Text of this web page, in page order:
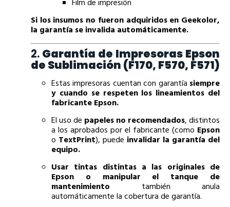
Film de impresión
Si los insumos no fueron adquiridos en Geekolor,
la garantía se invalida automáticamente.
2. Garantía de Impresoras Epson
de Sublimación (F170, F570, F571)
Estas impresoras cuentan con garantía siempre
y cuando se respeten los lineamientos del
fabricante Epson.
El uso de papeles no recomendados, distintos
a los aprobados por el fabricante (como Epson
o TextPrint), puede invalidar la garantía del
equipo.
Usar tintas distintas a las originales de
Epson o manipular el tanque de
mantenimiento también anula
automáticamente la cobertura de garantía.